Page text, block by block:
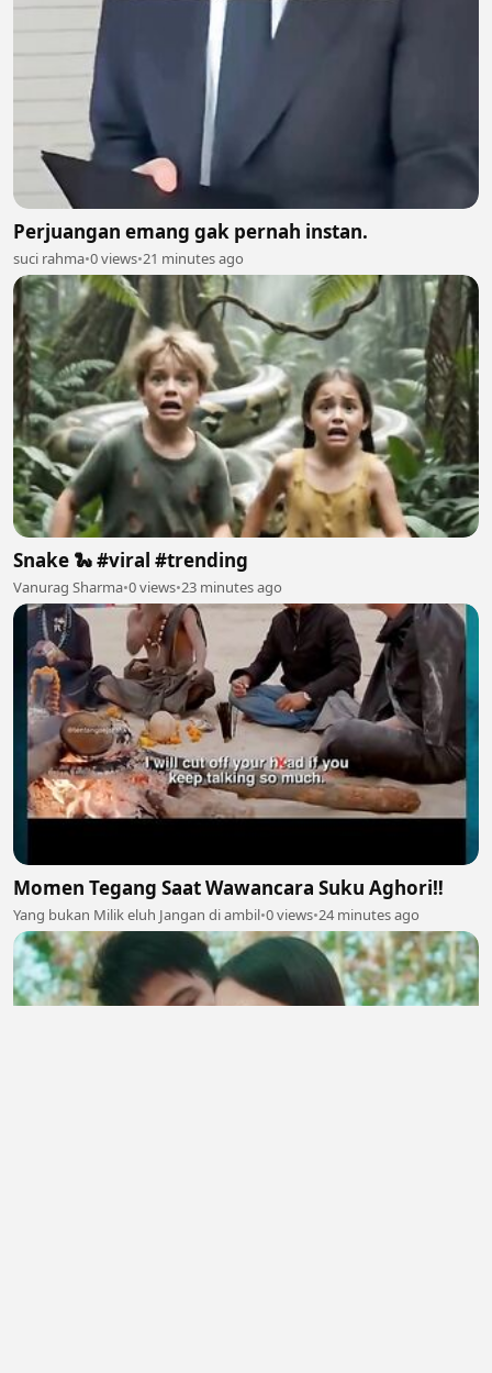
Perjuangan emang gak pernah instan.
suci rahma•0 views•21 minutes ago
Snake 🐍 #viral #trending
Vanurag Sharma•0 views•23 minutes ago
Momen Tegang Saat Wawancara Suku Aghori‼️
Yang bukan Milik eluh Jangan di ambil•0 views•24 minutes ago